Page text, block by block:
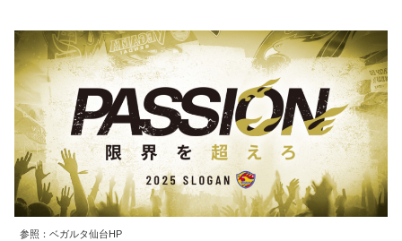
参照：ベガルタ仙台HP